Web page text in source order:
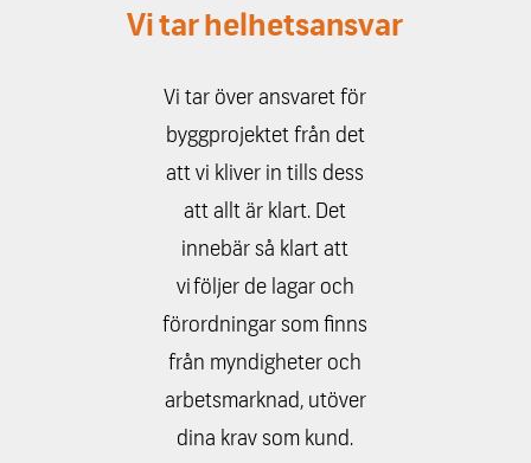
Vi tar helhetsansvar
Vi tar över ansvaret för
byggprojektet från det
att vi kliver in tills dess
att allt är klart. Det
innebär så klart att
vi följer de lagar och
förordningar som finns
från myndigheter och
arbetsmarknad, utöver
dina krav som kund.